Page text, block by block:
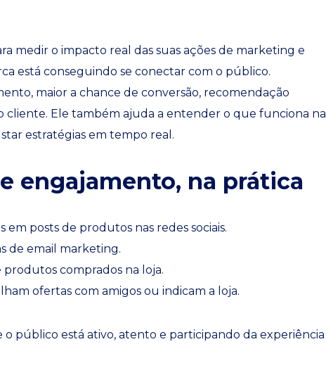
medir o impacto real das suas ações de marketing e
está conseguindo se conectar com o público.
maior a chance de conversão, recomendação
cliente. Ele também ajuda a entender o que funciona na
estratégias em tempo real.
engajamento, na prática
em posts de produtos nas redes sociais.
de email marketing.
produtos comprados na loja.
ofertas com amigos ou indicam a loja.
o público está ativo, atento e participando da experiência